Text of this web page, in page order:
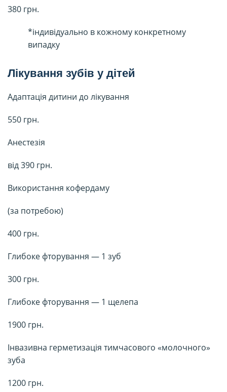
380 грн.
*індивідуально в кожному конкретному
випадку
Лікування зубів у дітей
Адаптація дитини до лікування
550 грн.
Анестезія
від 390 грн.
Використання кофердаму
(за потребою)
400 грн.
Глибоке фторування — 1 зуб
300 грн.
Глибоке фторування — 1 щелепа
1900 грн.
Інвазивна герметизація тимчасового «молочного»
зуба
1200 грн.